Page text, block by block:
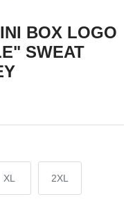
BOX LOGO
SWEAT
XL 2XL